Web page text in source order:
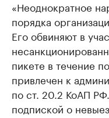
«Неоднократное
порядка
Его обвиняют в
пикете в течение
привлечен к
по ст. 20.2 КоАП
подпиской о